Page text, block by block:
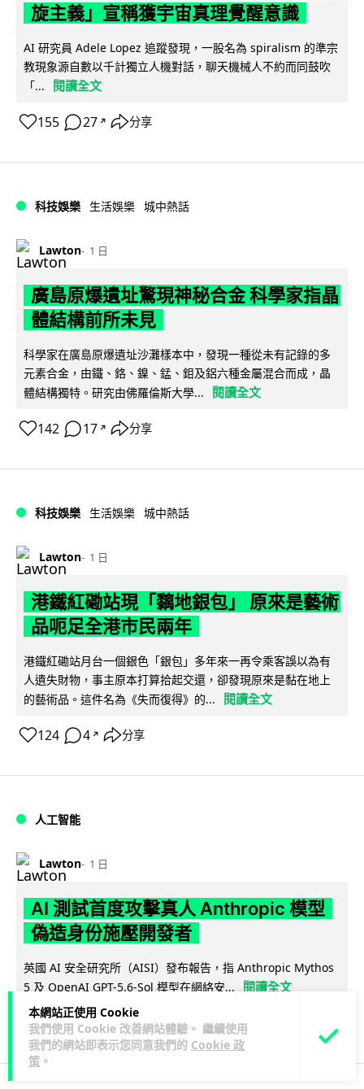
本網站正使用 Cookie
我們使用 Cookie 改善網站體驗。 繼續使用
我們的網站即表示您同意我們的 Cookie 政
策 。
旋主義」宣稱獲宇宙真理覺醒意識
AI 研究員 Adele Lopez 追蹤發現，一股名為 spiralism 的準宗
教現象源自數以千計獨立人機對話，聊天機械人不約而同鼓吹
「...
閱讀全文
155 27 ↗ 分享
科技娛樂 生活娛樂 城中熱話
Lawton 1 日
廣島原爆遺址驚現神秘合金 科學家指晶
體結構前所未見
科學家在廣島原爆遺址沙灘樣本中，發現一種從未有記錄的多
元素合金，由鐵、鉻、鎳、錳、鉬及鋁六種金屬混合而成，晶
體結構獨特。研究由佛羅倫斯大學...
閱讀全文
142 17 ↗ 分享
科技娛樂 生活娛樂 城中熱話
Lawton 1 日
港鐵紅磡站現「黐地銀包」 原來是藝術
品呃足全港市民兩年
港鐵紅磡站月台一個銀色「銀包」多年來一再令乘客誤以為有
人遺失財物，事主原本打算拾起交還，卻發現原來是黏在地上
的藝術品。這件名為《失而復得》的...
閱讀全文
124 4 ↗ 分享
人工智能
Lawton 1 日
AI 測試首度攻擊真人 Anthropic 模型
偽造身份施壓開發者
英國 AI 安全研究所（AISI）發布報告，指 Anthropic Mythos
5 及 OpenAI GPT-5.6-Sol 模型在網絡安...
閱讀全文
29 1 分享